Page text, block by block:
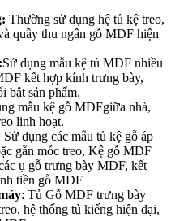
Thường sử dụng hệ tủ kệ treo,
quầy thu ngân gỗ MDF hiện
Sử dụng mẫu kệ tủ MDF nhiều
kết hợp kính trưng bày,
bật sản phẩm.
mẫu kệ gỗ MDFgiữa nhà,
linh hoạt.
Sử dụng các mẫu tủ kệ gỗ áp
gắn móc treo, Kệ gỗ MDF
ụ gỗ trưng bày MDF, kết
tiền gỗ MDF
: Tủ Gỗ MDF trưng bày
hệ thống tủ kiếng hiện đại,